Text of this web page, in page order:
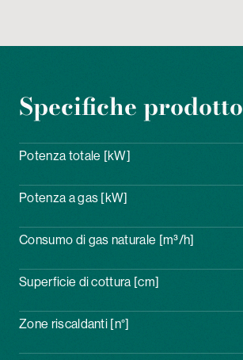
Specifiche prodotto
Potenza totale [kW]
Potenza a gas [kW]
Consumo di gas naturale [m³/h]
Superficie di cottura [cm]
Zone riscaldanti [n°]